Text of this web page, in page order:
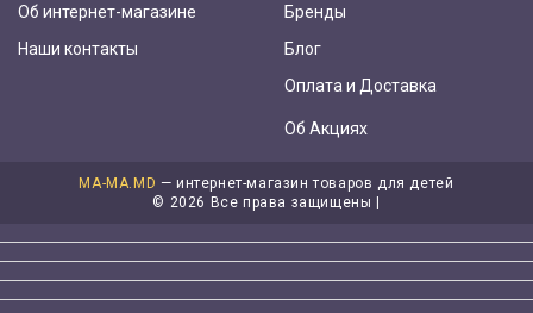
Об интернет-магазине
Наши контакты
Бренды
Блог
Оплата и Доставка
Об Акциях
MA-MA.MD — интернет-магазин товаров для детей
© 2026 Все права защищены |